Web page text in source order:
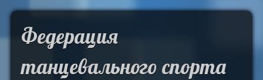
Skip to Content
Федерация
танцевального спорта